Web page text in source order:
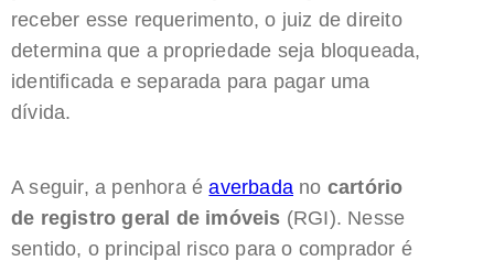
receber esse requerimento, o juiz de direito
determina que a propriedade seja bloqueada,
identificada e separada para pagar uma
dívida.
A seguir, a penhora éaverbada no cartório
de registro geral de imóveis (RGI). Nesse
sentido, o principal risco para o comprador é